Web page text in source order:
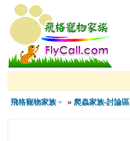
飛格寵物家族 »爬蟲家族-討論區